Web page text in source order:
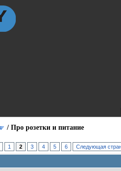
/ Про розетки и питание
1 2 3 4 5 6 Следующая